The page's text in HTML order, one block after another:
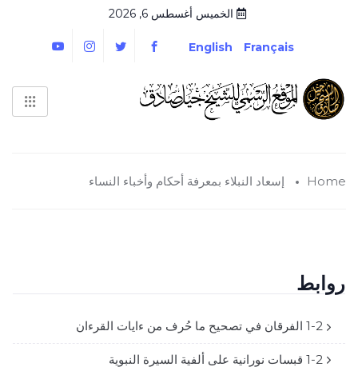
الخميس أغسطس 6, 2026
Français
English
Home إسعاد النبلاء بمعرفة أحكام وأخباء النساء
روابط
1-2 الفرقان في تصحيح ما حُرف من ءايات القرءان
1-2 قبسات نورانية على ألفية السيرة النبوية